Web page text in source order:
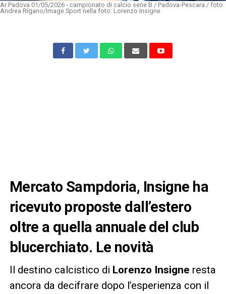
Ar Padova 01/05/2026 - campionato di calcio serie B / Padova-Pescara / foto
Andrea Rigano/Image Sport nella foto: Lorenzo Insigne
Mercato Sampdoria, Insigne ha
ricevuto proposte dall’estero
oltre a quella annuale del club
blucerchiato. Le novità
Il destino calcistico di Lorenzo Insigne resta
ancora da decifrare dopo l’esperienza con il